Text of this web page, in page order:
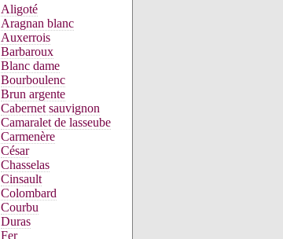
Aligoté
Aragnan blanc
Auxerrois
Barbaroux
Blanc dame
Bourboulenc
Brun argente
Cabernet sauvignon
Camaralet de lasseube
Carmenère
César
Chasselas
Cinsault
Colombard
Courbu
Duras
Fer